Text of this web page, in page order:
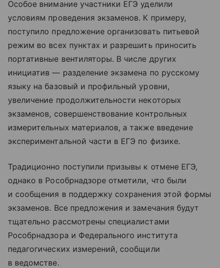
Особое внимание участники ЕГЭ уделили
условиям проведения экзаменов. К примеру,
поступило предложение организовать питьевой
режим во всех пунктах и разрешить приносить
портативные вентиляторы. В числе других
инициатив — разделение экзамена по русскому
языку на базовый и профильный уровни,
увеличение продолжительности некоторых
экзаменов, совершенствование контрольных
измерительных материалов, а также введение
экспериментальной части в ЕГЭ по физике.
Традиционно поступили призывы к отмене ЕГЭ,
однако в Рособрнадзоре отметили, что были
и сообщения в поддержку сохранения этой формы
экзаменов. Все предложения и замечания будут
тщательно рассмотрены специалистами
Рособрнадзора и Федерального института
педагогических измерений, сообщили
в ведомстве.